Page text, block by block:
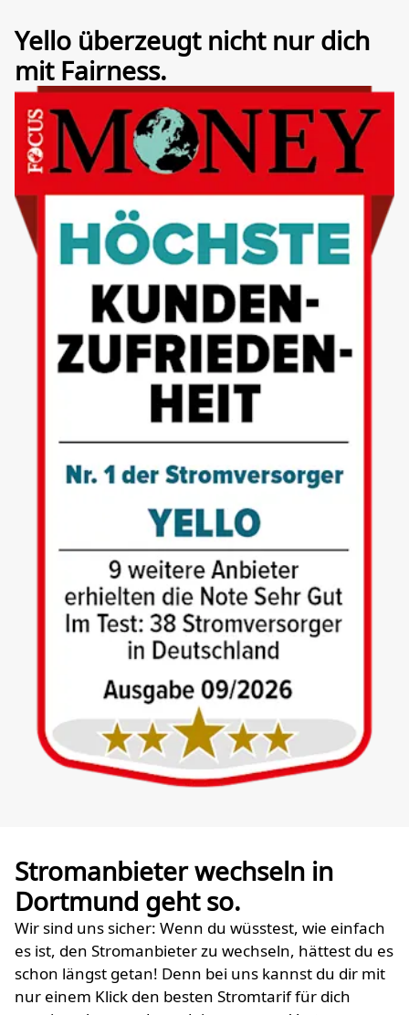
Yello überzeugt nicht nur dich
mit Fairness.
Stromanbieter wechseln in
Dortmund geht so.
Wir sind uns sicher: Wenn du wüsstest, wie einfach
es ist, den Stromanbieter zu wechseln, hättest du es
schon längst getan! Denn bei uns kannst du dir mit
nur einem Klick den besten Stromtarif für dich